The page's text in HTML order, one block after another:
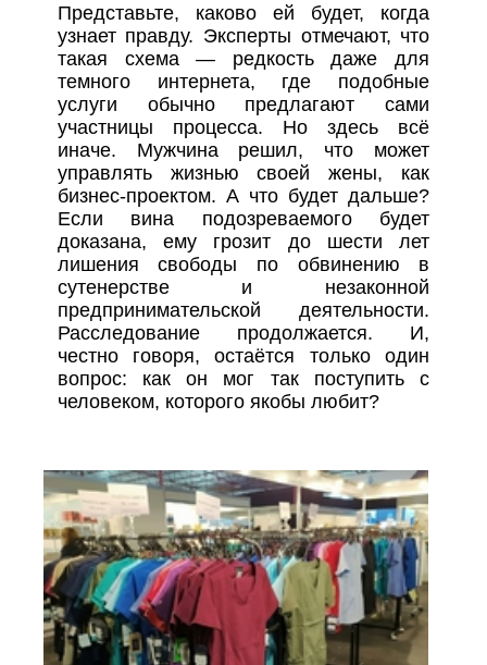
Представьте, каково ей будет, когда
узнает правду. Эксперты отмечают, что
такая схема — редкость даже для
темного интернета, где подобные
услуги обычно предлагают сами
участницы процесса. Но здесь всё
иначе. Мужчина решил, что может
управлять жизнью своей жены, как
бизнес-проектом. А что будет дальше?
Если вина подозреваемого будет
доказана, ему грозит до шести лет
лишения свободы по обвинению в
сутенерстве и незаконной
предпринимательской деятельности.
Расследование продолжается. И,
честно говоря, остаётся только один
вопрос: как он мог так поступить с
человеком, которого якобы любит?